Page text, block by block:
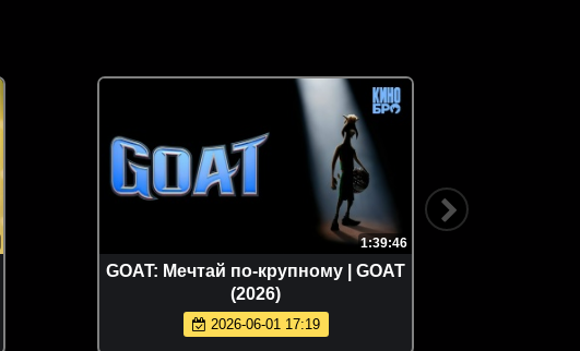
1:39:46
GOAT: Мечтай по-крупному | GOAT
(2026)
2026-06-01 17:19